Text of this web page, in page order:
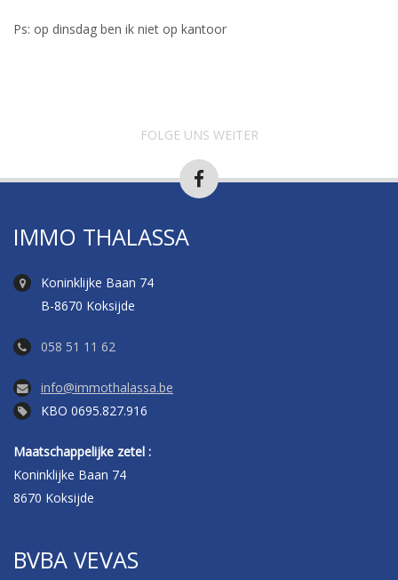
Ps: op dinsdag ben ik niet op kantoor
FOLGE UNS WEITER
IMMO THALASSA
Koninklijke Baan 74
B-8670 Koksijde
058 51 11 62
info@immothalassa.be
KBO 0695.827.916
Maatschappelijke zetel :
Koninklijke Baan 74
8670 Koksijde
BVBA VEVAS